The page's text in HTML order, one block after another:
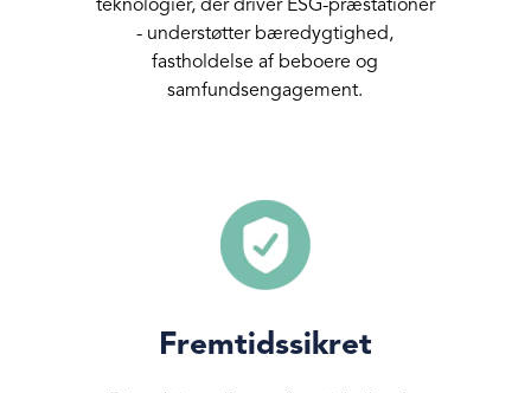
teknologier, der driver ESG-præstationer
- understøtter bæredygtighed,
fastholdelse af beboere og
samfundsengagement.
Fremtidssikret